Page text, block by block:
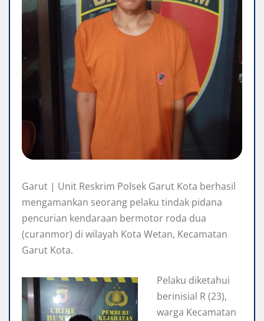
Garut | Unit Reskrim Polsek Garut Kota berhasil
mengamankan seorang pelaku tindak pidana
pencurian kendaraan bermotor roda dua
(curanmor) di wilayah Kota Wetan, Kecamatan
Garut Kota.
Pelaku diketahui
berinisial R (23),
warga Kecamatan